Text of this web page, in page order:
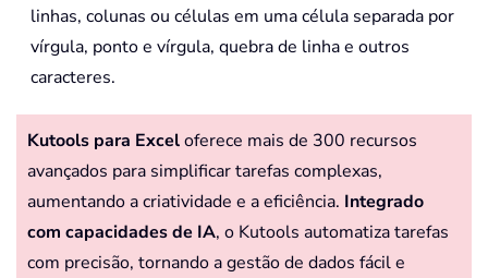
linhas, colunas ou células em uma célula separada por
vírgula, ponto e vírgula, quebra de linha e outros
caracteres.
Kutools para Exceloferece mais de 300 recursos
avançados para simplificar tarefas complexas,
aumentando a criatividade e a eficiência. Integrado
com capacidades de IA, o Kutools automatiza tarefas
com precisão, tornando a gestão de dados fácil e